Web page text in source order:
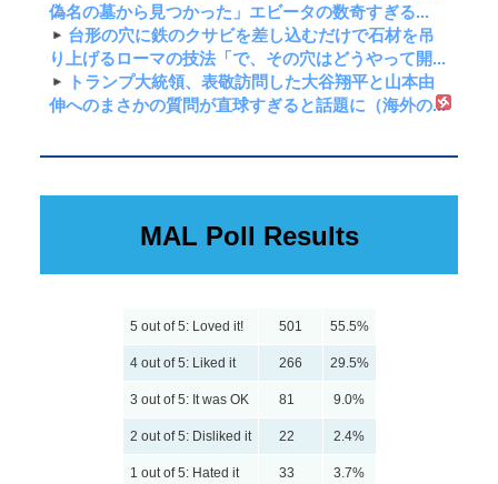
偽名の墓から見つかった」エビータの数奇すぎる...
台形の穴に鉄のクサビを差し込むだけで石材を吊
り上げるローマの技法「で、その穴はどうやって開...
トランプ大統領、表敬訪問した大谷翔平と山本由
伸へのまさかの質問が直球すぎると話題に（海外の...
MAL Poll Results
5 out of 5: Loved it! 501 55.5%
4 out of 5: Liked it 266 29.5%
3 out of 5: It was OK 81 9.0%
2 out of 5: Disliked it 22 2.4%
1 out of 5: Hated it 33 3.7%